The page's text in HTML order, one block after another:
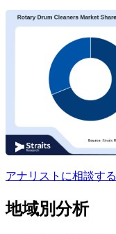
アナリストに相談する
地域別分析